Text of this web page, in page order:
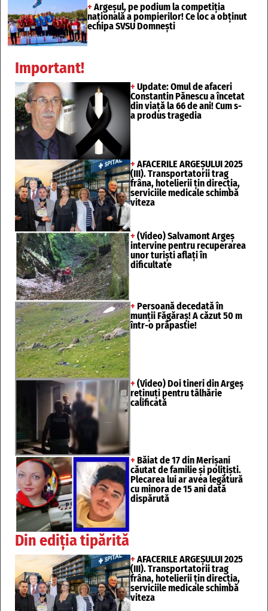
+ Argeșul, pe podium la competiția
națională a pompierilor! Ce loc a obținut
echipa SVSU Domnești
Important!
+ Update: Omul de afaceri
Constantin Pănescu a încetat
din viață la 66 de ani! Cum s-
a produs tragedia
+ AFACERILE ARGEȘULUI 2025
(III). Transportatorii trag
frâna, hotelierii țin direcția,
serviciile medicale schimbă
viteza
+ (Video) Salvamont Argeș
intervine pentru recuperarea
unor turişti aflaţi în
dificultate
+ Persoană decedată în
munții Făgăraș! A căzut 50 m
într-o prăpastie!
+ (Video) Doi tineri din Argeș
reținuți pentru tâlhărie
calificată
+ Băiat de 17 din Merișani
căutat de familie și polițiști.
Plecarea lui ar avea legătură
cu minora de 15 ani dată
dispărută
Din ediția tipărită
+ AFACERILE ARGEȘULUI 2025
(III). Transportatorii trag
frâna, hotelierii țin direcția,
serviciile medicale schimbă
viteza